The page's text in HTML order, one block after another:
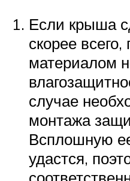
Если крыша
скорее
материалом
случае
монтажа
Всплошную
удастся,